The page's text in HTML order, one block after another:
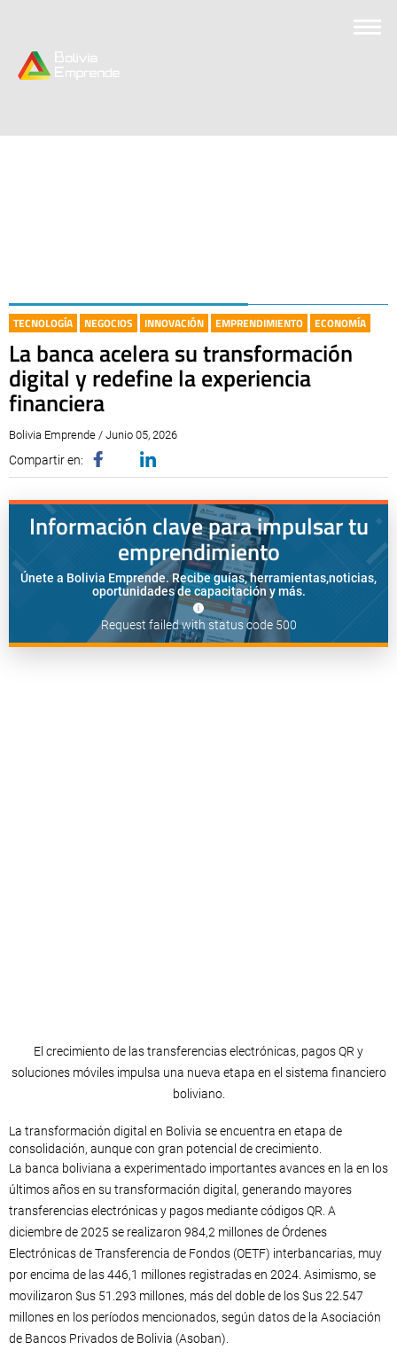
TECNOLOGÍA NEGOCIOS INNOVACIÓN EMPRENDIMIENTO ECONOMÍA
La banca acelera su transformación
digital y redefine la experiencia
financiera
Bolivia Emprende / Junio 05, 2026
Compartir en:
Información clave para impulsar tu
emprendimiento
Únete a Bolivia Emprende. Recibe guías, herramientas,noticias,
oportunidades de capacitación y más.
Request failed with status code 500
El crecimiento de las transferencias electrónicas, pagos QR y
soluciones móviles impulsa una nueva etapa en el sistema financiero
boliviano.
La transformación digital en Bolivia se encuentra en etapa de
consolidación, aunque con gran potencial de crecimiento.
La banca boliviana a experimentado importantes avances en la en los
últimos años en su transformación digital, generando mayores
transferencias electrónicas y pagos mediante códigos QR. A
diciembre de 2025 se realizaron 984,2 millones de Órdenes
Electrónicas de Transferencia de Fondos (OETF) interbancarias, muy
por encima de las 446,1 millones registradas en 2024. Asimismo, se
movilizaron $us 51.293 millones, más del doble de los $us 22.547
millones en los períodos mencionados, según datos de la Asociación
de Bancos Privados de Bolivia (Asoban).